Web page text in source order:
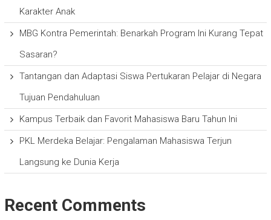
Karakter Anak
MBG Kontra Pemerintah: Benarkah Program Ini Kurang Tepat
Sasaran?
Tantangan dan Adaptasi Siswa Pertukaran Pelajar di Negara
Tujuan Pendahuluan
Kampus Terbaik dan Favorit Mahasiswa Baru Tahun Ini
PKL Merdeka Belajar: Pengalaman Mahasiswa Terjun
Langsung ke Dunia Kerja
Recent Comments